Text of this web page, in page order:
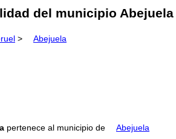
del municipio
> Abejuela
pertenece al municipio de
Abejuela